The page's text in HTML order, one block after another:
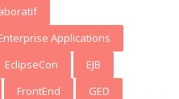
Applications
EclipseCon
EJB
FrontEnd
GED